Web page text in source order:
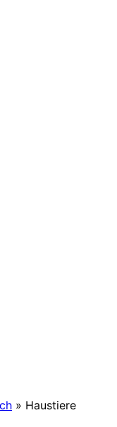
» Haustiere